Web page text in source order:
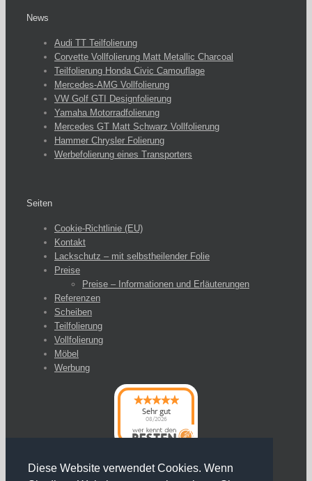
Diese Website verwendet Cookies. Wenn
News
Audi TT Teilfolierung
Corvette Vollfolierung Matt Metallic Charcoal
Teilfolierung Honda Civic Camouflage
Mercedes-AMG Vollfolierung
VW Golf GTI Designfolierung
Yamaha Motorradfolierung
Mercedes GT Matt Schwarz Vollfolierung
Hammer Chrysler Folierung
Werbefolierung eines Transporters
Seiten
Cookie-Richtlinie (EU)
Kontakt
Lackschutz – mit selbstheilender Folie
Preise
Preise – Informationen und Erläuterungen
Referenzen
Scheiben
Teilfolierung
Vollfolierung
Möbel
Werbung
Sehr gut
08/2026